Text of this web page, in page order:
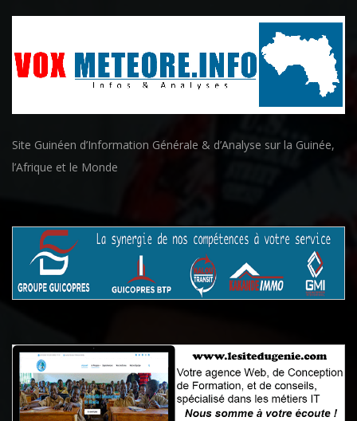
Site Guinéen d’Information Générale & d’Analyse sur la Guinée,
l’Afrique et le Monde